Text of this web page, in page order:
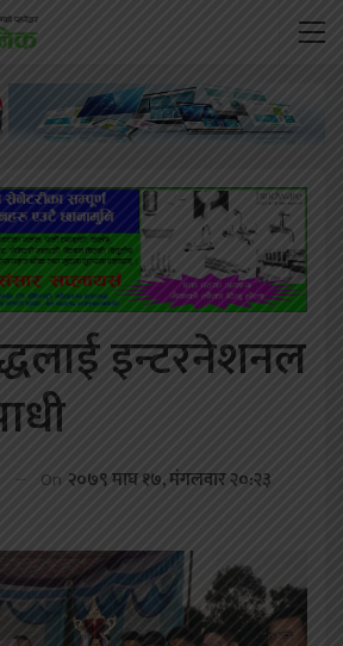
इन्टरनेशनल
On २०७९ माघ १७, मंगलवार २०:२३